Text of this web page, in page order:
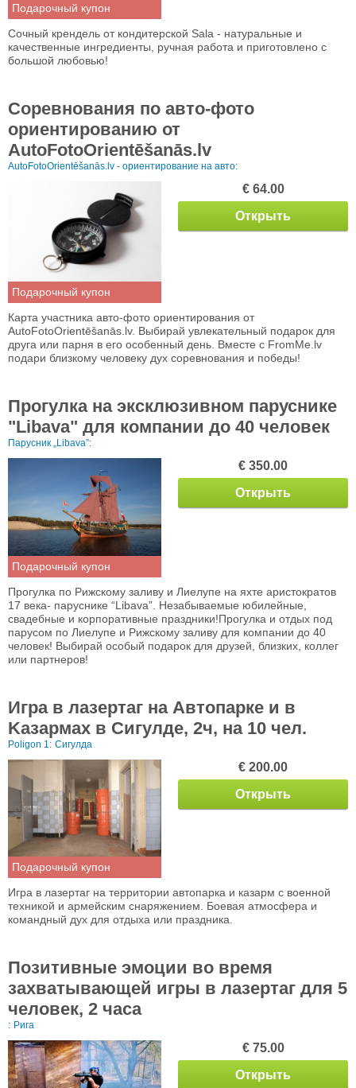
Подарочный купон
Сочный крендель от кондитерской Sala - натуральные и
качественные ингредиенты, ручная работа и приготовлено с
большой любовью!
Соревнования по авто-фото
ориентированию от
AutoFotoOrientēšanās.lv
AutoFotoOrientēšanās.lv - ориентирование на авто:
Подарочный купон
€ 64.00
Открыть
Карта участника авто-фото ориентирования от
AutoFotoOrientēšanās.lv. Выбирай увлекательный подарок для
друга или парня в его особенный день. Вместе с FromMe.lv
подари близкому человеку дух соревнования и победы!
Прогулка на эксклюзивном паруснике
"Libava" для компании до 40 человек
Парусник „Libava”:
Подарочный купон
€ 350.00
Открыть
Прогулка по Рижскому заливу и Лиелупе на яхте аристократов
17 века- паруснике “Libava”. Незабываемые юбилейные,
свадебные и корпоративные праздники!Прогулка и отдых под
парусом по Лиелупе и Рижскому заливу для компании до 40
человек! Выбирай особый подарок для друзей, близких, коллег
или партнеров!
Игра в лазертаг на Aвтопарке и в
Kазармах в Сигулде, 2ч, на 10 чел.
Poligon 1: Сигулда
Подарочный купон
€ 200.00
Открыть
Игра в лазертаг на территории автопарка и казарм с военной
техникой и армейским снаряжением. Боевая атмосфера и
командный дух для отдыха или праздника.
Позитивные эмоции во время
захватывающей игры в лазертаг для 5
человек, 2 часа
: Рига
€ 75.00
Открыть